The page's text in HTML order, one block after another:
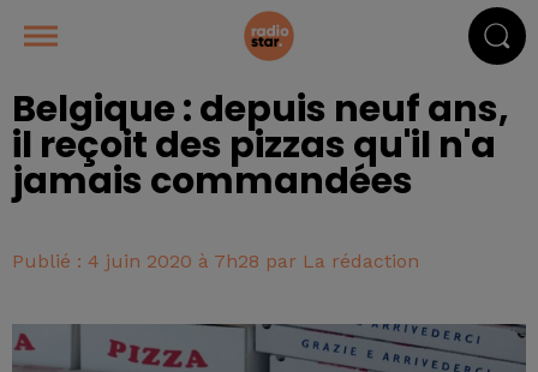
Belgique : depuis neuf ans,
il reçoit des pizzas qu'il n'a
jamais commandées
Publié : 4 juin 2020 à 7h28 par La rédaction